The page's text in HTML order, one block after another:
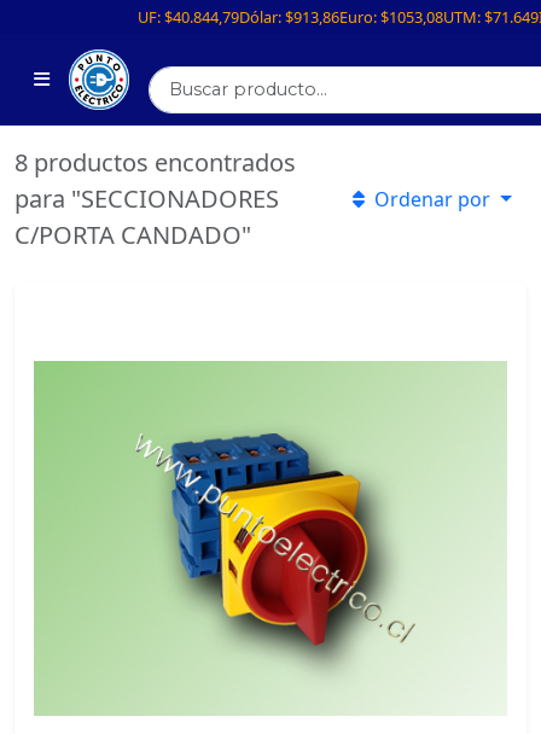
UF:$40.844,79Dólar:$913,86Euro:$1053,08UTM:$71.649
8 productos encontrados
para "SECCIONADORES
C/PORTA CANDADO"
Ordenar por